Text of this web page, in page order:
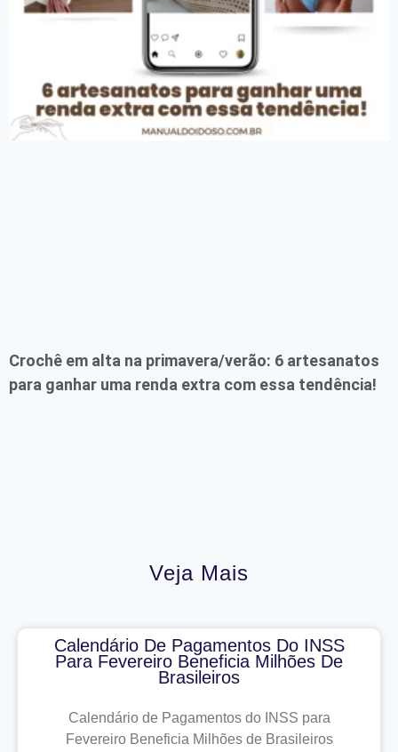
Crochê em alta na primavera/verão: 6 artesanatos
para ganhar uma renda extra com essa tendência!
Veja Mais
Calendário De Pagamentos Do INSS
Para Fevereiro Beneficia Milhões De
Brasileiros
Calendário de Pagamentos do INSS para
Fevereiro Beneficia Milhões de Brasileiros